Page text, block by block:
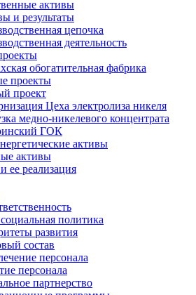
активы
и результаты
цепочка
деятельность
обогатительная фабрика
проекты
проект
Цеха электролиза никеля
медно-никелевого концентрата
ГОК
активы
активы
ее реализация
политика
развития
состав
персонала
персонала
партнерство